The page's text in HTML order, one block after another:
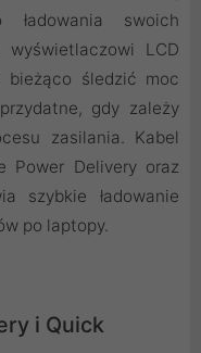
ładowania swoich
wyświetlaczowi LCD
bieżąco śledzić moc
gdy zależy
zasilania. Kabel
Power Delivery oraz
szybkie ładowanie
po laptopy.
i Quick